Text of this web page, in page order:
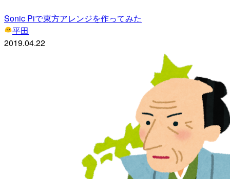
Sonic Piで東方アレンジを作ってみた
平田
2019.04.22